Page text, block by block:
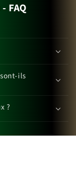
FAQ
ils
?